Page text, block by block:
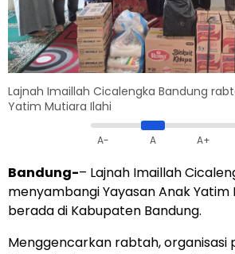
Lajnah Imaillah Cicalengka Bandung
Yatim Mutiara Ilahi
A- A A+
Bandung-– Lajnah Imaillah
menyambangi Yayasan Anak Yatim
berada di Kabupaten Bandung.
Menggencarkan rabtah, organisasi